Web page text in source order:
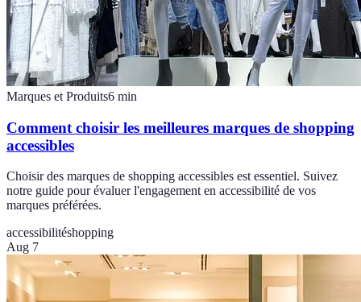
Marques et Produits6 min
Comment choisir les meilleures marques de shopping
accessibles
Choisir des marques de shopping accessibles est essentiel. Suivez
notre guide pour évaluer l'engagement en accessibilité de vos
marques préférées.
accessibilitéshopping
Aug 7